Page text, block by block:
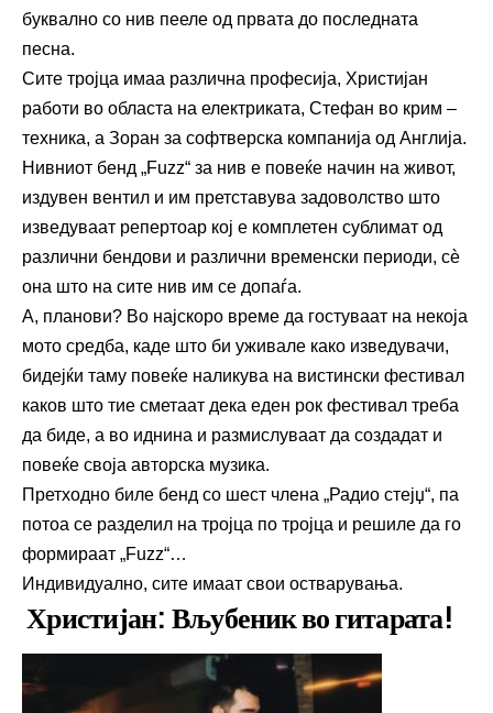
буквално со нив пееле од првата до последната
песна.
Сите тројца имаа различна професија, Христијан
работи во областа на електриката, Стефан во крим –
техника, а Зоран за софтверска компанија од Англија.
Нивниот бенд „Fuzz“ за нив е повеќе начин на живот,
издувен вентил и им претставува задоволство што
изведуваат репертоар кој е комплетен сублимат од
различни бендови и различни временски периоди, сѐ
она што на сите нив им се допаѓа.
А, планови? Во најскоро време да гостуваат на некоја
мото средба, каде што би уживале како изведувачи,
бидејќи таму повеќе наликува на вистински фестивал
каков што тие сметаат дека еден рок фестивал треба
да биде, а во иднина и размислуваат да создадат и
повеќе своја авторска музика.
Претходно биле бенд со шест члена „Радио стејџ“, па
потоа се разделил на тројца по тројца и решиле да го
формираат „Fuzz“…
Индивидуално, сите имаат свои остварувања.
Христијан: Вљубеник во гитарата!